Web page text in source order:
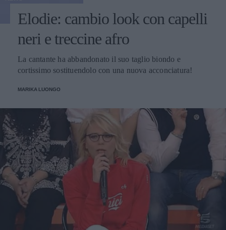
Elodie: cambio look con capelli
neri e treccine afro
La cantante ha abbandonato il suo taglio biondo e
cortissimo sostituendolo con una nuova acconciatura!
MARIKA LUONGO